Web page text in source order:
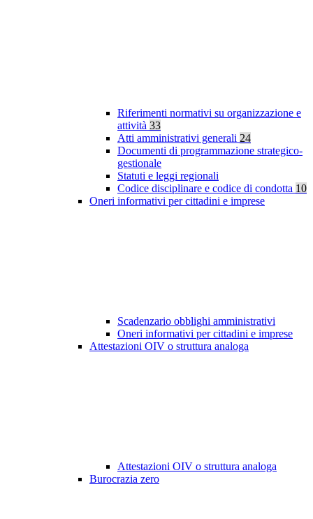
Riferimenti normativi su organizzazione e
attività 33
Atti amministrativi generali 24
Documenti di programmazione strategico-
gestionale
Statuti e leggi regionali
Codice disciplinare e codice di condotta 10
Oneri informativi per cittadini e imprese
Scadenzario obblighi amministrativi
Oneri informativi per cittadini e imprese
Attestazioni OIV o struttura analoga
Attestazioni OIV o struttura analoga
Burocrazia zero